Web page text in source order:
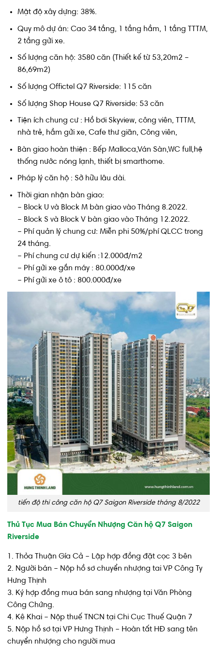
Mật độ xây dựng: 38%.
Quy mô dự án: Cao 34 tầng, 1 tầng hầm, 1 tầng TTTM,
2 tầng gửi xe.
Số lượng căn hộ: 3580 căn (Thiết kế từ 53,20m2 –
86,69m2)
Số lượng Offictel Q7 Riverside: 115 căn
Số lượng Shop House Q7 Riverside: 53 căn
Tiện ích chung cư : Hồ bơi Skyview, công viên, TTTM,
nhà trẻ, hầm gửi xe, Cafe thư giãn, Công viên,
Bàn giao hoàn thiện : Bếp Malloca,Ván Sàn,WC full,hệ
thống nước nóng lạnh, thiết bị smarthome.
Pháp lý căn hộ : Sở hữu lâu dài.
Thời gian nhận bàn giao:
– Block U và Block M bàn giao vào Tháng 8.2022.
– Block S và Block V bàn giao vào Tháng 12.2022.
– Phí quản lý chung cư: Miễn phi 50%/phí QLCC trong
24 tháng.
– Phí chung cư dự kiến :12.000đ/m2
– Phí gửi xe gắn máy : 80.000đ/xe
– Phí gửi xe ô tô : 800.000đ/xe
tiến độ thi công căn hộ Q7 Saigon Riverside tháng 8/2022
Thủ Tục Mua Bán Chuyển Nhượng Căn hộ Q7 Saigon
Riverside
1. Thỏa Thuận Gía Cả – Lập hợp đồng đặt cọc 3 bên
2. Người bán – Nộp hồ sơ chuyển nhượng tai VP Công Ty
Hưng Thịnh
3. Ký hợp đồng mua bán sang nhượng tại Văn Phòng
Công Chứng.
4. Kê Khai – Nộp thuế TNCN tại Chi Cục Thuế Quận 7
5. Nộp hồ sơ tại VP Hưng Thịnh – Hoàn tất HĐ sang tên
chuyển nhượng cho người mua